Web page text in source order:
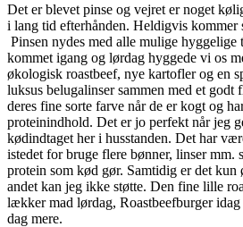
Det er blevet pinse og vejret er noget
i lang tid efterhånden. Heldigvis
Pinsen nydes med alle mulige
kommet igang og lørdag hyggede vi os
økologisk roastbeef, nye kartofler og en
luksus belugalinser sammen med et godt
deres fine sorte farve når de er kogt og
proteinindhold. Det er jo perfekt når jeg
kødindtaget her i husstanden. Det har
istedet for bruge flere bønner, linser mm.
protein som kød gør. Samtidig er det
andet kan jeg ikke støtte. Den fine lille
lækker mad lørdag, Roastbeefburger
dag mere.